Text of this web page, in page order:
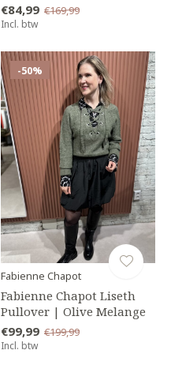
€84,99 €169,99
Incl. btw
-50%
Fabienne Chapot
Fabienne Chapot Liseth
Pullover | Olive Melange
€99,99 €199,99
Incl. btw